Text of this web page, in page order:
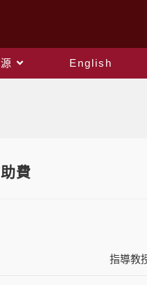
English
費
指導教